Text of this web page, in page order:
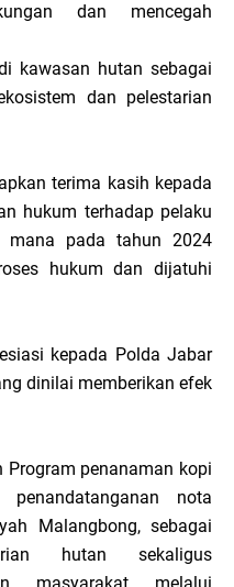
dan mencegah
kawasan hutan sebagai
dan pelestarian
terima kasih kepada
hukum terhadap pelaku
mana pada tahun 2024
hukum dan dijatuhi
kepada Polda Jabar
dinilai memberikan efek
Program penanaman kopi
nota
Malangbong, sebagai
hutan sekaligus